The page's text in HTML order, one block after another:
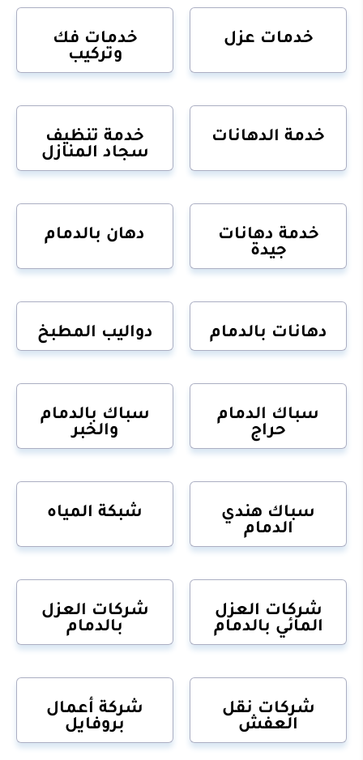
خدمات عزل
خدمات فك
وتركيب
خدمة الدهانات
خدمة تنظيف
سجاد المنازل
خدمة دهانات
جيدة
دهان بالدمام
دهانات بالدمام دواليب المطبخ
سباك الدمام
حراج
سباك بالدمام
والخبر
سباك هندي
الدمام
شبكة المياه
شركات العزل
المائي بالدمام
شركات العزل
بالدمام
شركات نقل
العفش
شركة أعمال
بروفايل